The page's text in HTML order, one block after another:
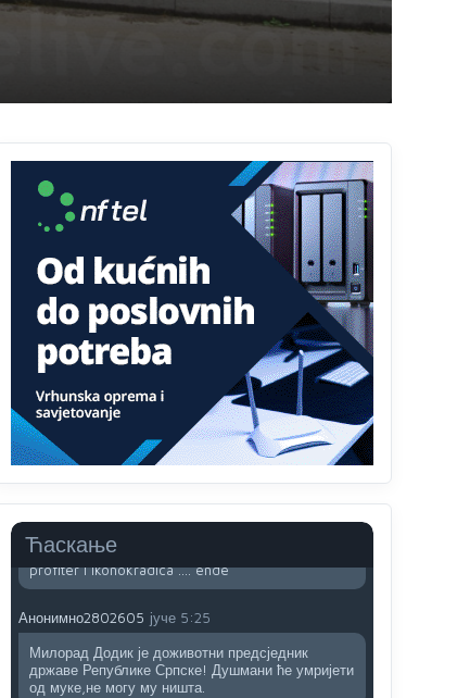
Ћаскање
Najbolje da se preselite u Kanton a
Ako tamo već ne živite. Topla preporuka
Анонимно2801833 јуче 12:28
yбиће га Били као зеца
Sto bogatiji-to skrtiji,sto tisi-to opasniji,sto
pricivljiviji-to gluplji,sto ljepsi-to razmazaniji,sto
emotivniji-to iskreniji,sto jaci- to bezdusniji,sto
sladji u govoru-to veci prevarant...
Mnogi nesposobni ljudi su daleko dogurali. Ko je
nesposoban može raditi sve. Sposobni rade
samo ono što znaju.
Анонимно2022778 јуче 3:59
....i onda su na tenkovima NATO pakta, na vlast
došli jedna baba i jedan švercer dezerter ratni
profiter i ikonokradica .... ende
Анонимно2802605 јуче 5:25
Милорад Додик је доживотни предсједник
државе Републике Српске! Душмани ће умријети
од муке,не могу му ништа.